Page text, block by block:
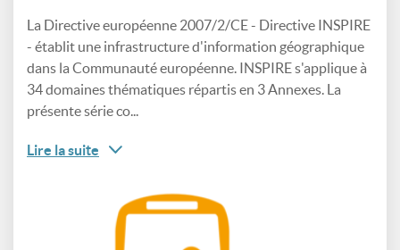
La Directive européenne 2007/2/CE - Directive INSPIRE
- établit une infrastructure d'information géographique
dans la Communauté européenne. INSPIRE s'applique à
34 domaines thématiques répartis en 3 Annexes. La
présente série co...
Lire la suite